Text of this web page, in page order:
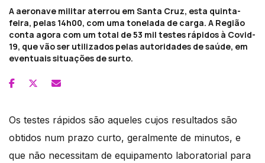
A aeronave militar aterrou em Santa Cruz, esta quinta-
feira, pelas 14h00, com uma tonelada de carga. A Região
conta agora com um total de 53 mil testes rápidos à Covid-
19, que vão ser utilizados pelas autoridades de saúde, em
eventuais situações de surto.
Os testes rápidos são aqueles cujos resultados são
obtidos num prazo curto, geralmente de minutos, e
que não necessitam de equipamento laboratorial para